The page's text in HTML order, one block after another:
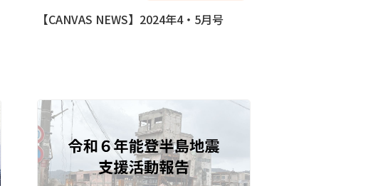
【CANVAS NEWS】2024年4・5月号